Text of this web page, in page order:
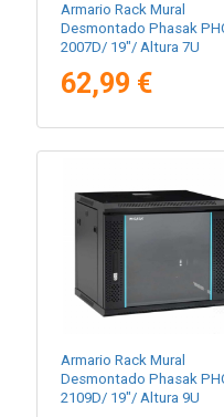
Armario Rack Mural
Desmontado Phasak
2007D/ 19"/ Altura 7U
62,99 €
Armario Rack Mural
Desmontado Phasak
2109D/ 19"/ Altura 9U